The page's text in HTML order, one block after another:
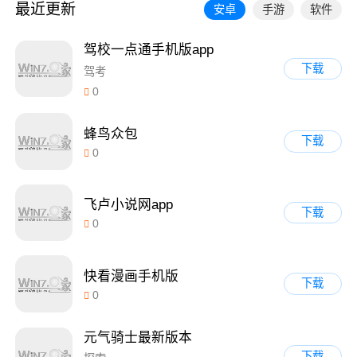
最近更新 安卓 手游 软件
驾校一点通手机版app
驾考
0
下载
蜂鸟众包
0
下载
飞卢小说网app
0
下载
快看漫画手机版
0
下载
元气骑士最新版本